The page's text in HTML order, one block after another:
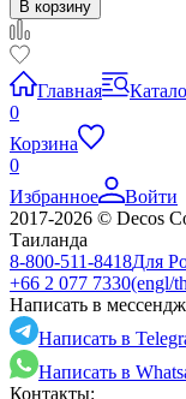
В корзину
Главная
0
Корзина
0
Избранное
Войти
2017-2026 © Decos
Таиланда
8-800-511-8418Для
+66 2 077 7330(engl/
Написать в
Написать в
Написать в
Контакты: